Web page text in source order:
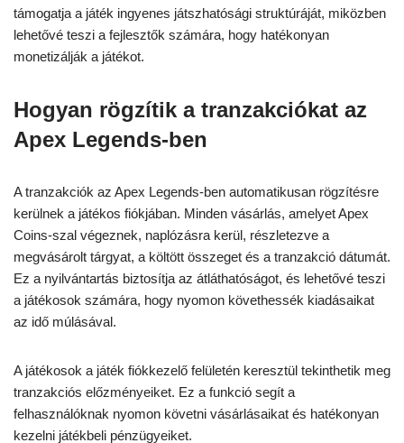
támogatja a játék ingyenes játszhatósági struktúráját, miközben
lehetővé teszi a fejlesztők számára, hogy hatékonyan
monetizálják a játékot.
Hogyan rögzítik a tranzakciókat az
Apex Legends-ben
A tranzakciók az Apex Legends-ben automatikusan rögzítésre
kerülnek a játékos fiókjában. Minden vásárlás, amelyet Apex
Coins-szal végeznek, naplózásra kerül, részletezve a
megvásárolt tárgyat, a költött összeget és a tranzakció dátumát.
Ez a nyilvántartás biztosítja az átláthatóságot, és lehetővé teszi
a játékosok számára, hogy nyomon követhessék kiadásaikat
az idő múlásával.
A játékosok a játék fiókkezelő felületén keresztül tekinthetik meg
tranzakciós előzményeiket. Ez a funkció segít a
felhasználóknak nyomon követni vásárlásaikat és hatékonyan
kezelni játékbeli pénzügyeiket.